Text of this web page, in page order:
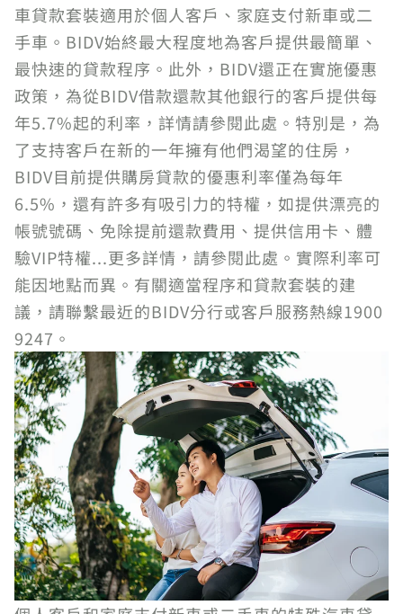
車貸款套裝適用於個人客戶、家庭支付新車或二
手車。BIDV始終最大程度地為客戶提供最簡單、
最快速的貸款程序。此外，BIDV還正在實施優惠
政策，為從BIDV借款還款其他銀行的客戶提供每
年5.7%起的利率，詳情請參閱此處。特別是，為
了支持客戶在新的一年擁有他們渴望的住房，
BIDV目前提供購房貸款的優惠利率僅為每年
6.5%，還有許多有吸引力的特權，如提供漂亮的
帳號號碼、免除提前還款費用、提供信用卡、體
驗VIP特權...更多詳情，請參閱此處。實際利率可
能因地點而異。有關適當程序和貸款套裝的建
議，請聯繫最近的BIDV分行或客戶服務熱線1900
9247。